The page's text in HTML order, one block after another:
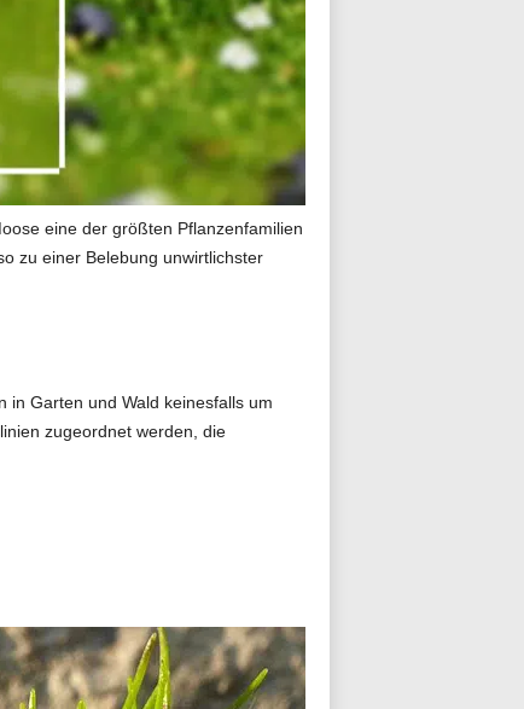
eine der größten Pflanzenfamilien
zu einer Belebung unwirtlichster
in Garten und Wald keinesfalls um
zugeordnet werden, die